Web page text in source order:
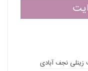
زینلی نجف آبادی